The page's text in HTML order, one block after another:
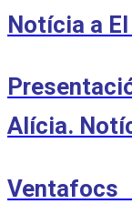
Notícia a
Alícia.
Ventafocs